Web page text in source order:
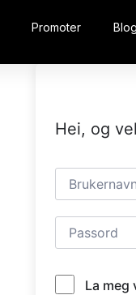
Promoter
Hei, og
La